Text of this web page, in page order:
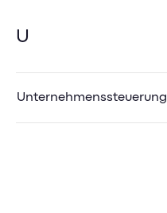
U
Unternehmenssteuerung